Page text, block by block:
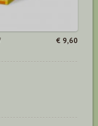
€ 9,60